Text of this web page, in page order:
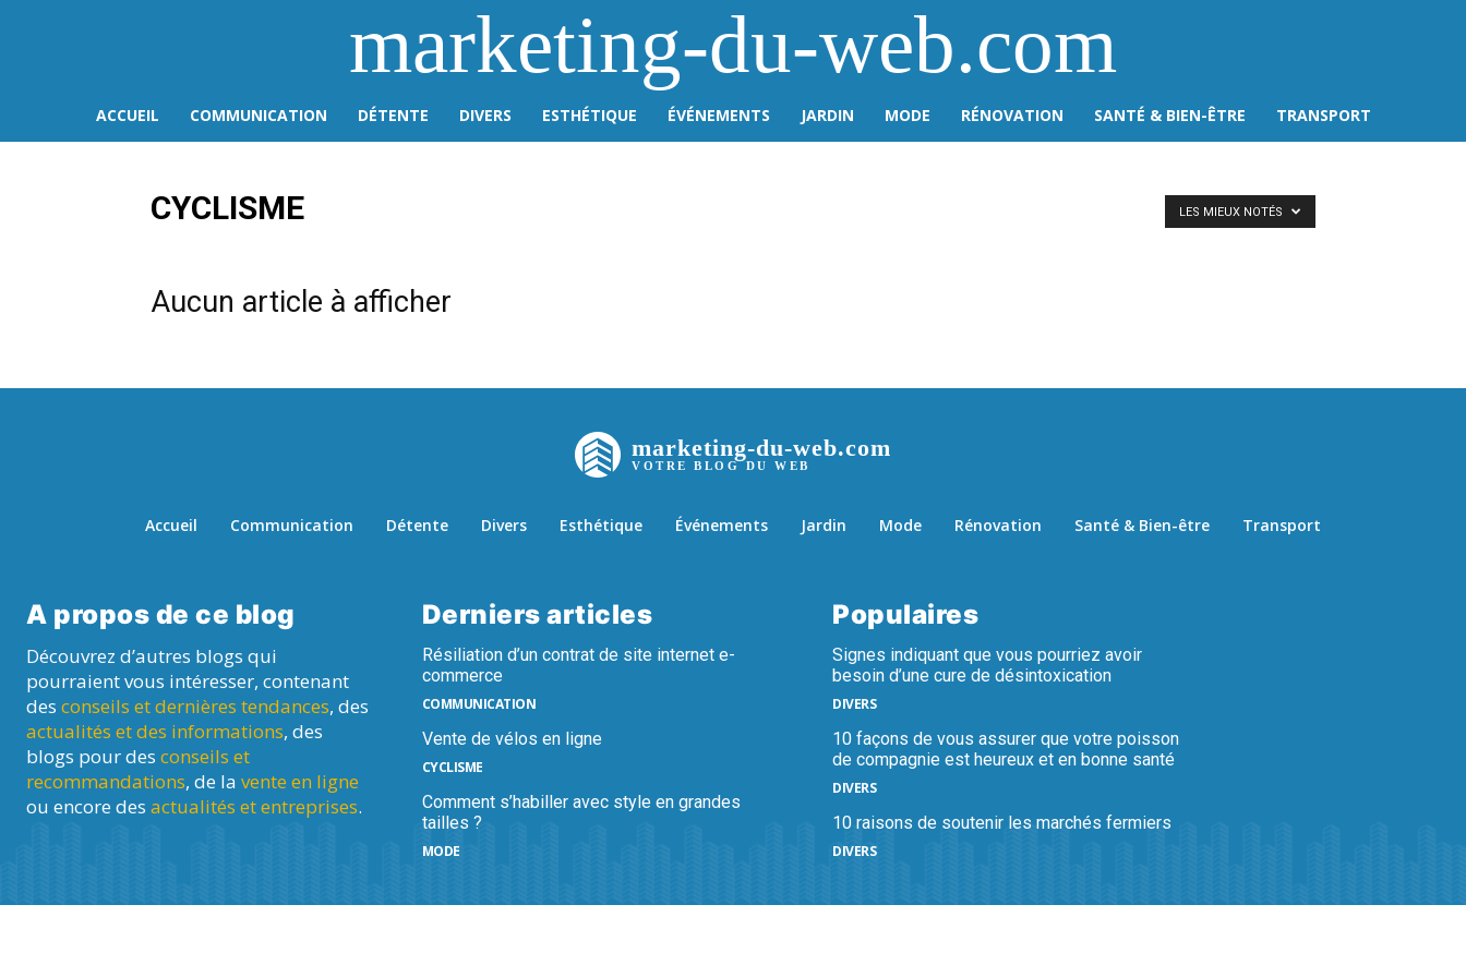
marketing-du-web.com
ACCUEIL COMMUNICATION DÉTENTE DIVERS ESTHÉTIQUE ÉVÉNEMENTS JARDIN MODE RÉNOVATION SANTÉ & BIEN-ÊTRE TRANSPORT
CYCLISME LES MIEUX NOTÉS
Aucun article à afficher
marketing-du-web.com
VOTRE BLOG DU WEB
Accueil Communication Détente Divers Esthétique Événements Jardin Mode Rénovation Santé & Bien-être Transport
A propos de ce blog
Découvrez d’autres blogs qui
pourraient vous intéresser, contenant
des conseils et dernières tendances, des
actualités et des informations, des
blogs pour des conseils et
recommandations, de la vente en ligne
ou encore des actualités et entreprises.
Derniers articles
Résiliation d’un contrat de site internet e-
commerce
COMMUNICATION
Vente de vélos en ligne
CYCLISME
Comment s’habiller avec style en grandes
tailles ?
MODE
Populaires
Signes indiquant que vous pourriez avoir
besoin d’une cure de désintoxication
DIVERS
10 façons de vous assurer que votre poisson
de compagnie est heureux et en bonne santé
DIVERS
10 raisons de soutenir les marchés fermiers
DIVERS